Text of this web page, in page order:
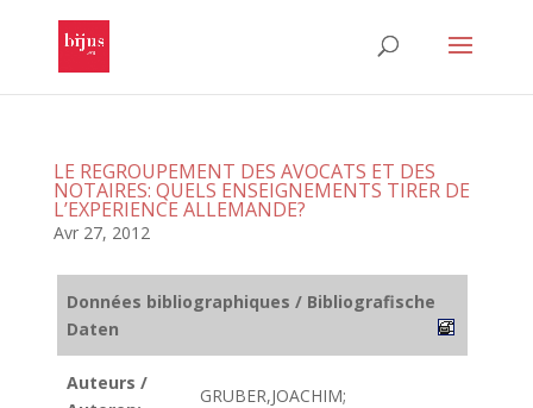
LE REGROUPEMENT DES AVOCATS ET DES
NOTAIRES: QUELS ENSEIGNEMENTS TIRER DE
L’EXPERIENCE ALLEMANDE?
Avr 27, 2012
Données bibliographiques / Bibliografische
Daten
Auteurs /
GRUBER,JOACHIM;